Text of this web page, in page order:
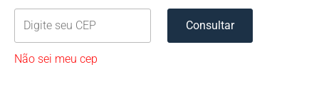
Consultar
Não sei meu cep